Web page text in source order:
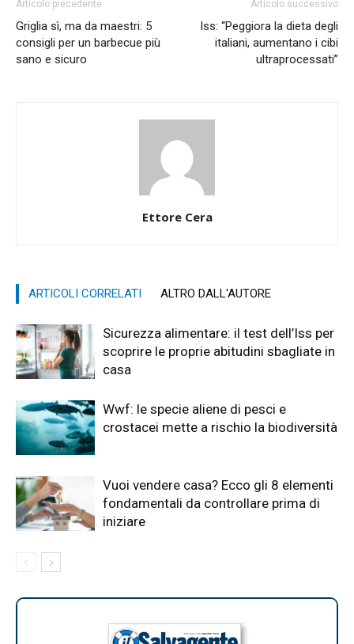
Articolo precedente
Griglia sì, ma da maestri: 5
consigli per un barbecue più
sano e sicuro
Articolo successivo
Iss: “Peggiora la dieta degli
italiani, aumentano i cibi
ultraprocessati”
Ettore Cera
ARTICOLI CORRELATI ALTRO DALL'AUTORE
Sicurezza alimentare: il test dell’Iss per
scoprire le proprie abitudini sbagliate in
casa
Wwf: le specie aliene di pesci e
crostacei mette a rischio la biodiversità
Vuoi vendere casa? Ecco gli 8 elementi
fondamentali da controllare prima di
iniziare